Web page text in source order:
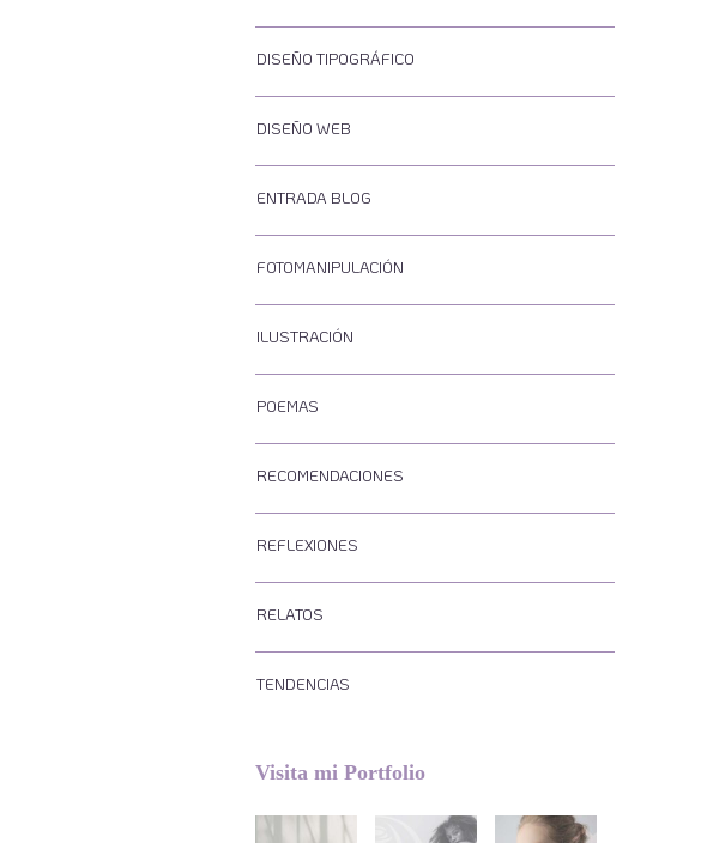
DISEÑO TIPOGRÁFICO
DISEÑO WEB
ENTRADA BLOG
FOTOMANIPULACIÓN
ILUSTRACIÓN
POEMAS
RECOMENDACIONES
REFLEXIONES
RELATOS
TENDENCIAS
Visita mi Portfolio